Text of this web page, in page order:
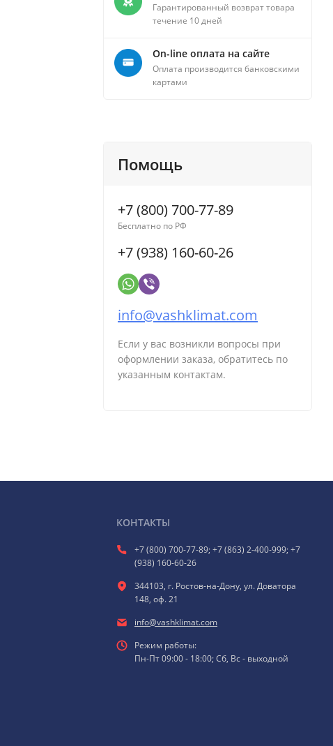
Гарантированный возврат товара
течение 10 дней
On-line оплата на сайте
Оплата производится банковскими
картами
Помощь
+7 (800) 700-77-89
Бесплатно по РФ
+7 (938) 160-60-26
info@vashklimat.com
Если у вас возникли вопросы при
оформлении заказа, обратитесь по
указанным контактам.
КОНТАКТЫ
+7 (800) 700-77-89; +7 (863) 2-400-999; +7
(938) 160-60-26
344103, г. Ростов-на-Дону, ул. Доватора
148, оф. 21
info@vashklimat.com
Режим работы:
Пн-Пт 09:00 - 18:00; Сб, Вс - выходной